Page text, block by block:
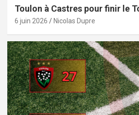
Toulon à Castres pour finir le
6 juin 2026 Nicolas Dupre